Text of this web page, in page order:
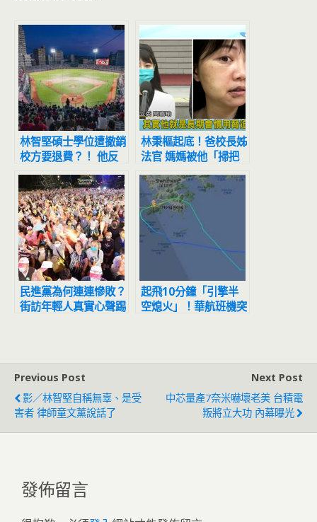
林智堅碩士學位遭撤銷
校方要退費？！ 他反
酸：12億蓋出爛球場
要還錢給新竹人
林秉樞起底！爸校長姊
法官 媽媽被他「掃把
抽腿、剪刀戳身」
民進黨為何連連慘敗？
街訪年輕人真實心聲踢
起飛10分鐘「引擎半
空熄火」！華航班機突
Previous Post
影／林智堅自稱無辜、是受
害者 律師童文薰說話了
Next Post
中芯量產7奈米嚇壞老美 台積電
叛將立大功 內幕曝光
發佈留言